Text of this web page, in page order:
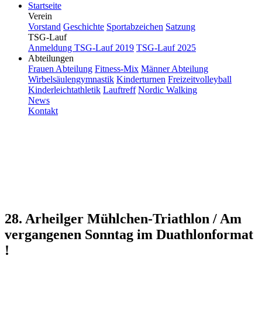
Startseite
Verein
Vorstand Geschichte Sportabzeichen Satzung
TSG-Lauf
Anmeldung TSG-Lauf 2019 TSG-Lauf 2025
Abteilungen
Frauen Abteilung Fitness-Mix Männer Abteilung
Wirbelsäulengymnastik Kinderturnen Freizeitvolleyball
Kinderleichtathletik Lauftreff Nordic Walking
News
Kontakt
28. Arheilger Mühlchen-Triathlon / Am
vergangenen Sonntag im Duathlonformat
!